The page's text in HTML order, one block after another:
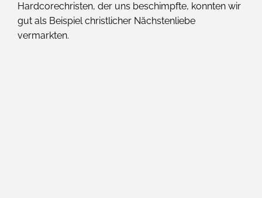
Hardcorechristen, der uns beschimpfte, konnten wir
gut als Beispiel christlicher Nächstenliebe
vermarkten.